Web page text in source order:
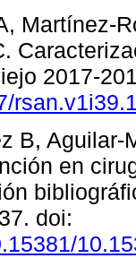
Martínez-
2017-
B, Aguilar-
en
doi: